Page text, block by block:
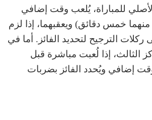
للمباراة، يُلعب وقت إضافي
خمس دقائق) ويعقبهما، إذا لزم
ركلات الترجيح لتحديد الفائز. أما في
الثالث، إذا لُعبت مباشرة قبل
وقت إضافي ويُحدد الفائز بضربات